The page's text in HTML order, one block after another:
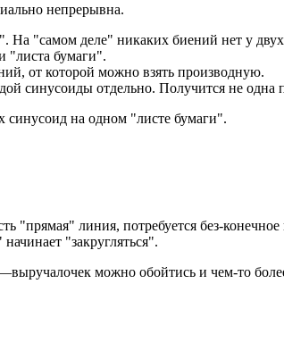
непрерывна.
На "самом деле" никаких биений нет у
"листа бумаги".
от которой можно взять производную.
синусоиды отдельно. Получится не одна
синусоид на одном "листе бумаги".
"прямая" линия, потребуется без-
"закругляться".
можно обойтись и чем-то